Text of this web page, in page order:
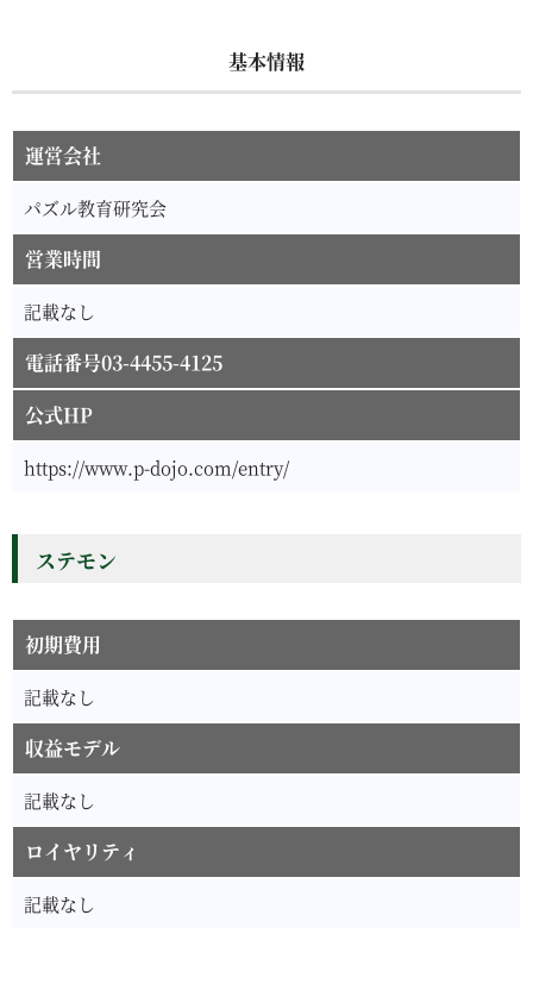
基本情報
運営会社
パズル教育研究会
営業時間
記載なし
電話番号03-4455-4125
公式HP
https://www.p-dojo.com/entry/
ステモン
初期費用
記載なし
収益モデル
記載なし
ロイヤリティ
記載なし